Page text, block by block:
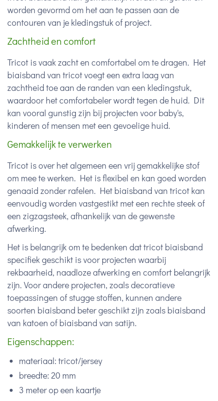
worden gevormd om het aan te passen aan de
contouren van je kledingstuk of project.
Zachtheid en comfort
Tricot is vaak zacht en comfortabel om te dragen. Het
biaisband van tricot voegt een extra laag van
zachtheid toe aan de randen van een kledingstuk,
waardoor het comfortabeler wordt tegen de huid. Dit
kan vooral gunstig zijn bij projecten voor baby's,
kinderen of mensen met een gevoelige huid.
Gemakkelijk te verwerken
Tricot is over het algemeen een vrij gemakkelijke stof
om mee te werken. Het is flexibel en kan goed worden
genaaid zonder rafelen. Het biaisband van tricot kan
eenvoudig worden vastgestikt met een rechte steek of
een zigzagsteek, afhankelijk van de gewenste
afwerking.
Het is belangrijk om te bedenken dat tricot biaisband
specifiek geschikt is voor projecten waarbij
rekbaarheid, naadloze afwerking en comfort belangrijk
zijn. Voor andere projecten, zoals decoratieve
toepassingen of stugge stoffen, kunnen andere
soorten biaisband beter geschikt zijn zoals biaisband
van katoen of biaisband van satijn.
Eigenschappen:
materiaal: tricot/jersey
breedte: 20 mm
3 meter op een kaartje